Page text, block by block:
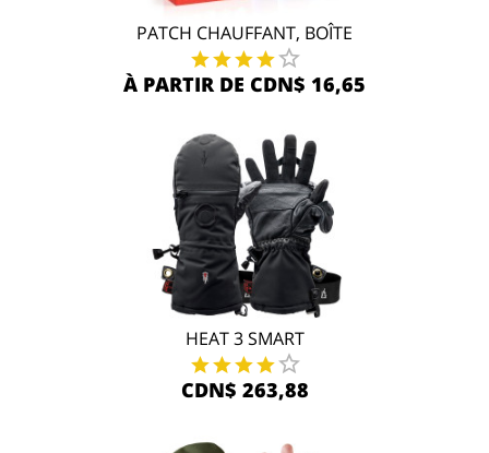
PATCH CHAUFFANT, BOÎTE
À PARTIR DE CDN$ 16,65
HEAT 3 SMART
CDN$ 263,88